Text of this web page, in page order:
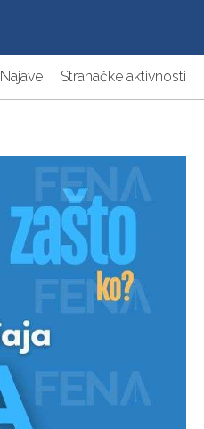
Najave Stranačke aktivnosti